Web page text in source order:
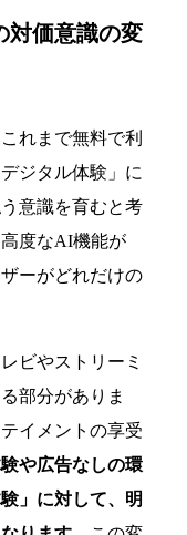
対価意識の変
れまで無料で利
ジタル体験」に
意識を育むと考
度なAI機能が
ーがどれだけの
ビやストリーミ
部分がありま
イメントの享受
や広告なしの環
」に対して、明